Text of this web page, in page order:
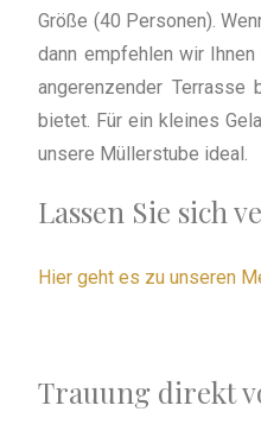
Größe (40 Personen).
dann empfehlen wir
angerenzender
bietet. Für ein kleines
unsere Müllerstube ideal.
Lassen Sie sich
Hier geht es zu unseren
Trauung direkt